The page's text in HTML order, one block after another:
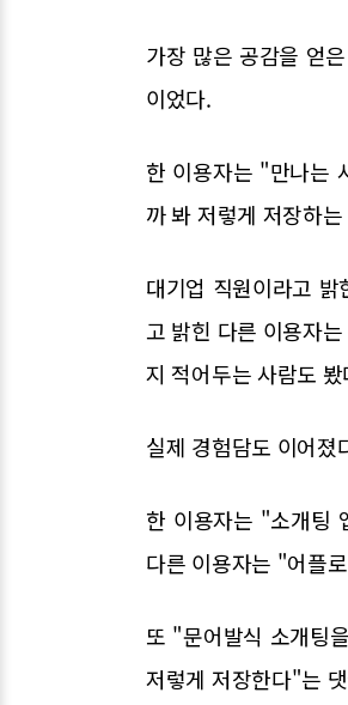
가장 많은 공감을 얻
이었다.
한 이용자는 "만나는
까 봐 저렇게 저장하
대기업 직원이라고
고 밝힌 다른 이용자
지 적어두는 사람도
실제 경험담도 이어졌
한 이용자는 "소개팅
다른 이용자는 "어플
또 "문어발식 소개팅
저렇게 저장한다"는